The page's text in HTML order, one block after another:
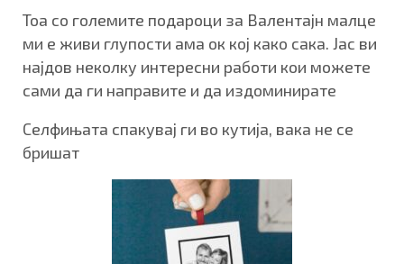
Тоа со големите подароци за Валентајн малце
ми е живи глупости ама ок кој како сака. Јас ви
најдов неколку интересни работи кои можете
сами да ги направите и да издоминирате
Селфињата спакувај ги во кутија, вака не се
бришат